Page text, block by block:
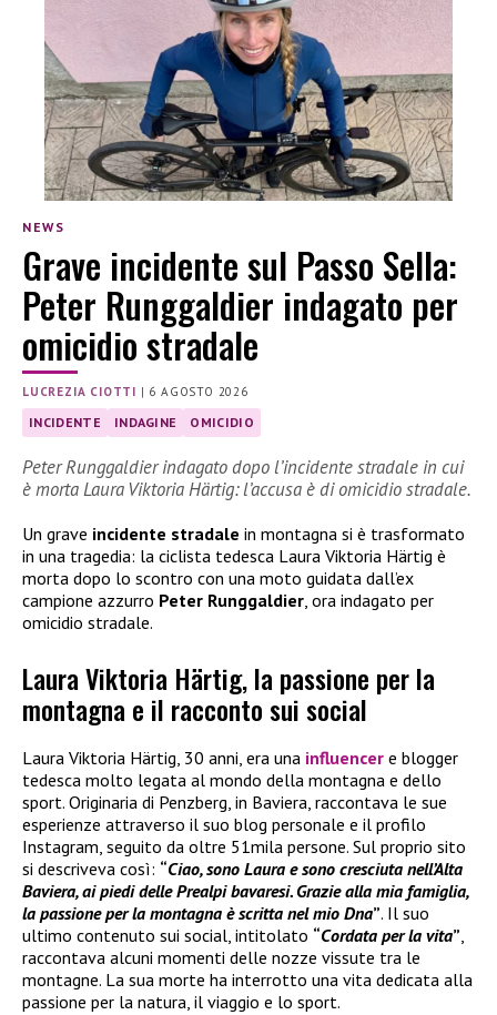
NEWS
Grave incidente sul Passo Sella:
Peter Runggaldier indagato per
omicidio stradale
LUCREZIA CIOTTI | 6 AGOSTO 2026
INCIDENTE INDAGINE OMICIDIO
Peter Runggaldier indagato dopo l’incidente stradale in cui
è morta Laura Viktoria Härtig: l’accusa è di omicidio stradale.
Un grave incidente stradale in montagna si è trasformato
in una tragedia: la ciclista tedesca Laura Viktoria Härtig è
morta dopo lo scontro con una moto guidata dall’ex
campione azzurro Peter Runggaldier, ora indagato per
omicidio stradale.
Laura Viktoria Härtig, la passione per la
montagna e il racconto sui social
Laura Viktoria Härtig, 30 anni, era una influencer e blogger
tedesca molto legata al mondo della montagna e dello
sport. Originaria di Penzberg, in Baviera, raccontava le sue
esperienze attraverso il suo blog personale e il profilo
Instagram, seguito da oltre 51mila persone. Sul proprio sito
si descriveva così: “Ciao, sono Laura e sono cresciuta nell’Alta
Baviera, ai piedi delle Prealpi bavaresi. Grazie alla mia famiglia,
la passione per la montagna è scritta nel mio Dna”. Il suo
ultimo contenuto sui social, intitolato “Cordata per la vita”,
raccontava alcuni momenti delle nozze vissute tra le
montagne. La sua morte ha interrotto una vita dedicata alla
passione per la natura, il viaggio e lo sport.